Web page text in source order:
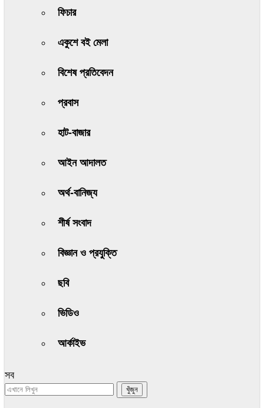
ফিচার
একুশে বই মেলা
বিশেষ প্রতিবেদন
প্রবাস
হাট-বাজার
আইন আদালত
অর্থ-বানিজ্য
শীর্ষ সংবাদ
বিজ্ঞান ও প্রযুক্তি
ছবি
ভিডিও
আর্কাইভ
সব